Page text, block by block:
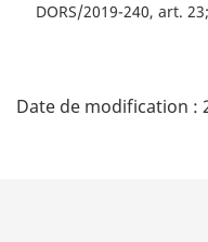
DORS/2019-240, art. 23
é
Date de modification :